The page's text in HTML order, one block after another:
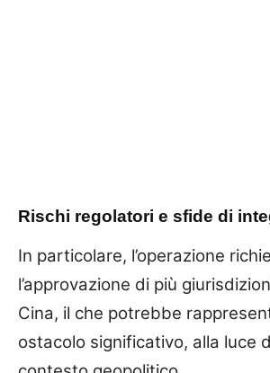
Rischi regolatori e sfide di
In particolare, l’operazione
l’approvazione di più
Cina, il che potrebbe
ostacolo significativo, alla luce